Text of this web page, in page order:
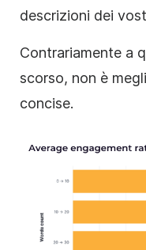
descrizioni dei
Contrariamente a
scorso, non è
concise.